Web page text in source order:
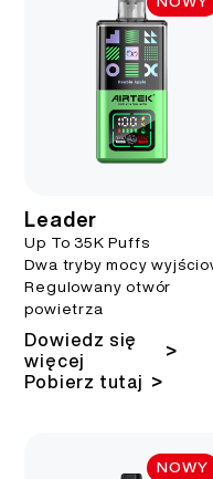
Leader
Up To 35K Puffs
Dwa tryby mocy
Regulowany otwór
powietrza
Dowiedz się
więcej
>
Pobierz tutaj >
NOWY